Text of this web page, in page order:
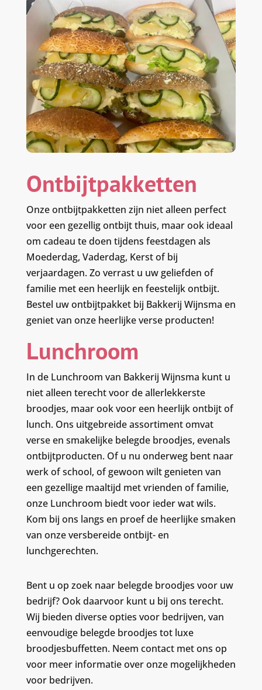
Ontbijtpakketten
Onze ontbijtpakketten zijn niet alleen perfect
voor een gezellig ontbijt thuis, maar ook ideaal
om cadeau te doen tijdens feestdagen als
Moederdag, Vaderdag, Kerst of bij
verjaardagen. Zo verrast u uw geliefden of
familie met een heerlijk en feestelijk ontbijt.
Bestel uw ontbijtpakket bij Bakkerij Wijnsma en
geniet van onze heerlijke verse producten!
Lunchroom
In de Lunchroom van Bakkerij Wijnsma kunt u
niet alleen terecht voor de allerlekkerste
broodjes, maar ook voor een heerlijk ontbijt of
lunch. Ons uitgebreide assortiment omvat
verse en smakelijke belegde broodjes, evenals
ontbijtproducten. Of u nu onderweg bent naar
werk of school, of gewoon wilt genieten van
een gezellige maaltijd met vrienden of familie,
onze Lunchroom biedt voor ieder wat wils.
Kom bij ons langs en proef de heerlijke smaken
van onze versbereide ontbijt- en
lunchgerechten.
Bent u op zoek naar belegde broodjes voor uw
bedrijf? Ook daarvoor kunt u bij ons terecht.
Wij bieden diverse opties voor bedrijven, van
eenvoudige belegde broodjes tot luxe
broodjesbuffetten. Neem contact met ons op
voor meer informatie over onze mogelijkheden
voor bedrijven.